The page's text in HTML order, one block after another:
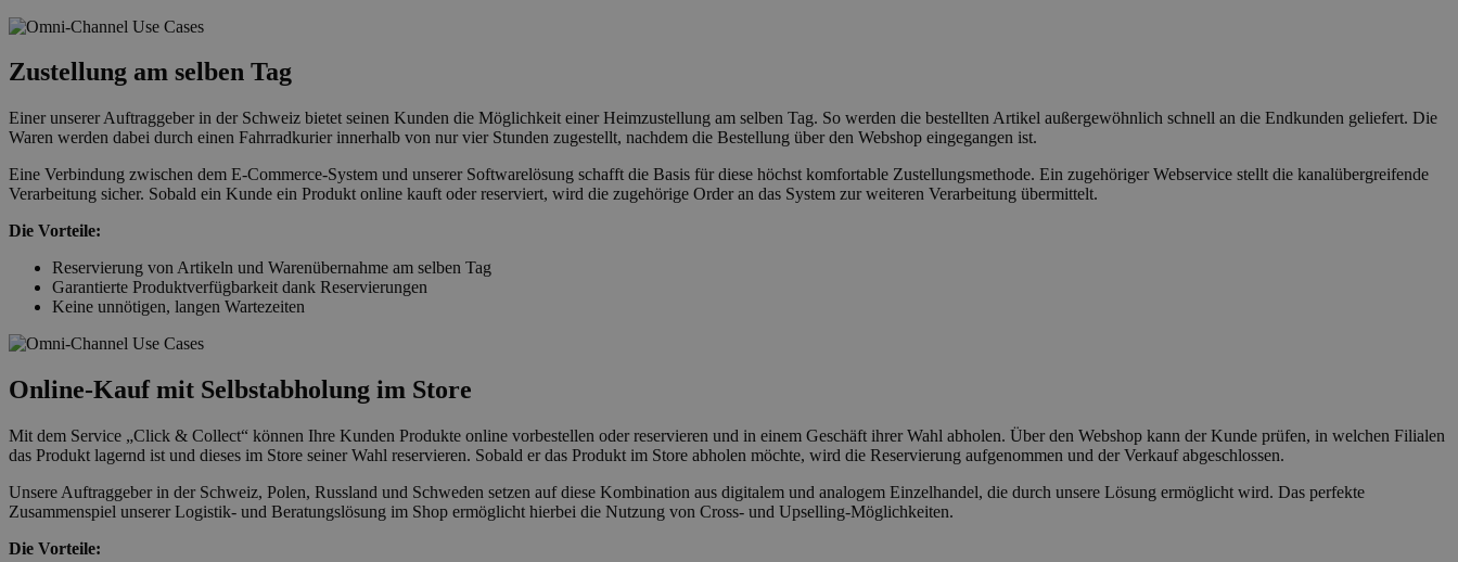
Zustellung am selben Tag
Einer unserer Auftraggeber in der Schweiz bietet seinen Kunden die Möglichkeit einer Heimzustellung am selben Tag. So werden die bestellten Artikel außergewöhnlich schnell an die Endkunden geliefert. Die
Waren werden dabei durch einen Fahrradkurier innerhalb von nur vier Stunden zugestellt, nachdem die Bestellung über den Webshop eingegangen ist.
Eine Verbindung zwischen dem E-Commerce-System und unserer Softwarelösung schafft die Basis für diese höchst komfortable Zustellungsmethode. Ein zugehöriger Webservice stellt die kanalübergreifende
Verarbeitung sicher. Sobald ein Kunde ein Produkt online kauft oder reserviert, wird die zugehörige Order an das System zur weiteren Verarbeitung übermittelt.
Die Vorteile:
Reservierung von Artikeln und Warenübernahme am selben Tag
Garantierte Produktverfügbarkeit dank Reservierungen
Keine unnötigen, langen Wartezeiten
Online-Kauf mit Selbstabholung im Store
Mit dem Service „Click & Collect“ können Ihre Kunden Produkte online vorbestellen oder reservieren und in einem Geschäft ihrer Wahl abholen. Über den Webshop kann der Kunde prüfen, in welchen Filialen
das Produkt lagernd ist und dieses im Store seiner Wahl reservieren. Sobald er das Produkt im Store abholen möchte, wird die Reservierung aufgenommen und der Verkauf abgeschlossen.
Unsere Auftraggeber in der Schweiz, Polen, Russland und Schweden setzen auf diese Kombination aus digitalem und analogem Einzelhandel, die durch unsere Lösung ermöglicht wird. Das perfekte
Zusammenspiel unserer Logistik- und Beratungslösung im Shop ermöglicht hierbei die Nutzung von Cross- und Upselling-Möglichkeiten.
Die Vorteile: